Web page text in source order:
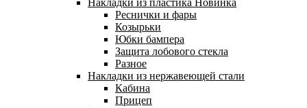
Накладки из пластика Новинка
Реснички и фары
Козырьки
Юбки бампера
Защита лобового стекла
Разное
Накладки из нержавеющей стали
Кабина
Прицеп